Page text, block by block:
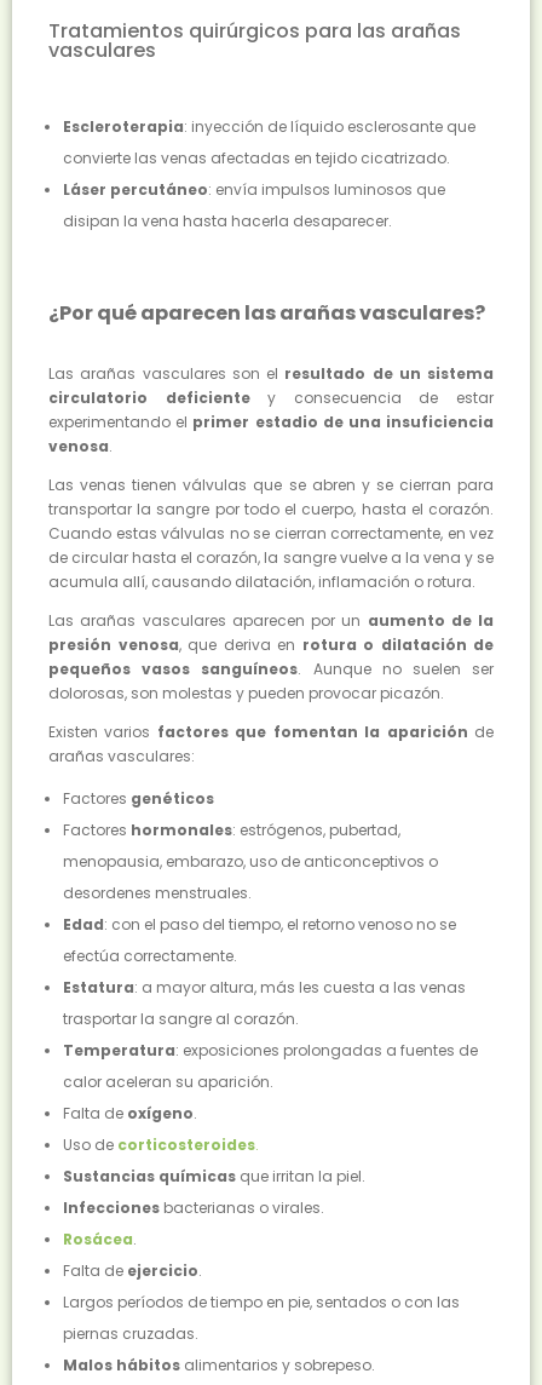
Tratamientos quirúrgicos para las arañas
vasculares
Escleroterapia: inyección de líquido esclerosante que
convierte las venas afectadas en tejido cicatrizado.
Láser percutáneo: envía impulsos luminosos que
disipan la vena hasta hacerla desaparecer.
¿Por qué aparecen las arañas vasculares?
Las arañas vasculares son el resultado de un sistema
circulatorio deficientey consecuencia de estar
experimentando el primer estadio de una insuficiencia
venosa.
Las venas tienen válvulas que se abren y se cierran para
transportar la sangre por todo el cuerpo, hasta el corazón.
Cuando estas válvulas no se cierran correctamente, en vez
de circular hasta el corazón, la sangre vuelve a la vena y se
acumula allí, causando dilatación, inflamación o rotura.
Las arañas vasculares aparecen por un aumento de la
presión venosa, que deriva en rotura o dilatación de
pequeños vasos sanguíneos. Aunque no suelen ser
dolorosas, son molestas y pueden provocar picazón.
Existen varios factores que fomentan la aparición de
arañas vasculares:
Factores genéticos
Factores hormonales: estrógenos, pubertad,
menopausia, embarazo, uso de anticonceptivos o
desordenes menstruales.
Edad: con el paso del tiempo, el retorno venoso no se
efectúa correctamente.
Estatura: a mayor altura, más les cuesta a las venas
trasportar la sangre al corazón.
Temperatura: exposiciones prolongadas a fuentes de
calor aceleran su aparición.
Falta de oxígeno.
Uso de corticosteroides.
Sustancias químicas que irritan la piel.
Infecciones bacterianas o virales.
Rosácea.
Falta de ejercicio.
Largos períodos de tiempo en pie, sentados o con las
piernas cruzadas.
Malos hábitos alimentarios y sobrepeso.